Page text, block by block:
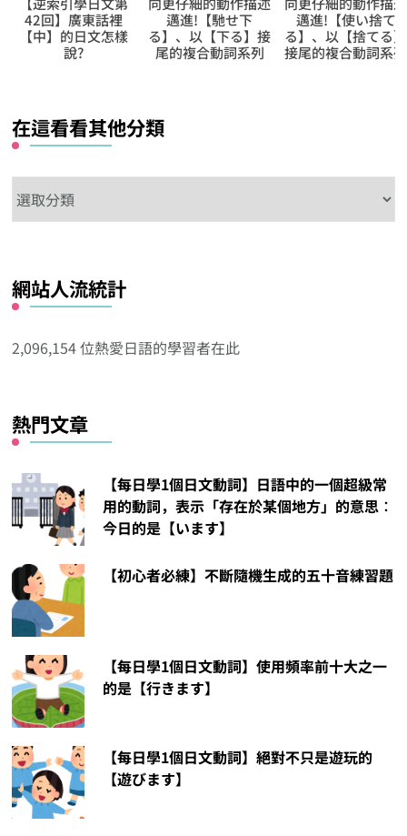
42回】廣東話裡
【中】的日文怎樣
說?
邁進!【馳せ下
る】、以【下る】接
尾的複合動詞系列
邁進!【使い捨て
る】、以【捨てる】
接尾的複合動詞系列
在這看看其他分類
這
其
他
類
網站人流統計
2,096,154 位熱愛日語的學習者在此
熱門文章
【每日學1個日文動詞】日語中的一個超級常
用的動詞，表示「存在於某個地方」的意思︰
今日的是【います】
【初心者必練】不斷隨機生成的五十音練習題
【每日學1個日文動詞】使用頻率前十大之一
的是【行きます】
【每日學1個日文動詞】絕對不只是遊玩的
【遊びます】